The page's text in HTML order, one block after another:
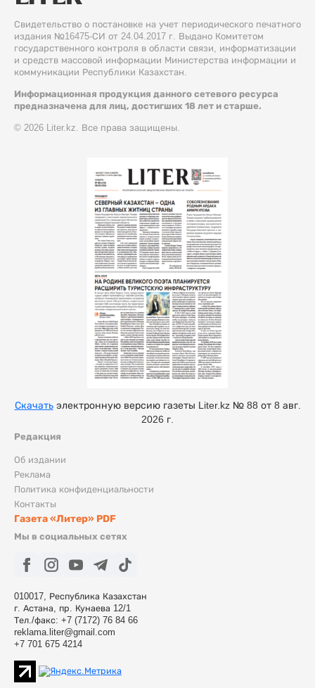
Свидетельство о постановке на учет периодического печатного
издания №16475-СИ от 24.04.2017 г. Выдано Комитетом
государственного контроля в области связи, информатизации
и средств массовой информации Министерства информации и
коммуникации Республики Казахстан.
Информационная продукция данного сетевого ресурса
предназначена для лиц, достигших 18 лет и старше.
© 2026 Liter.kz. Все права защищены.
Редакция
Об издании
Реклама
Политика конфиденциальности
Контакты
Газета «Литер» PDF
Мы в социальных сетях
010017, Республика Казахстан
г. Астана, пр. Кунаева 12/1
Тел./факс: +7 (7172) 76 84 66
reklama.liter@gmail.com
+7 701 675 4214
Скачатьэлектронную версию газеты Liter.kz № 88 от 8 авг.
2026 г.